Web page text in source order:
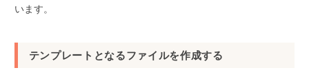
います。
テンプレートとなるファイルを作成する